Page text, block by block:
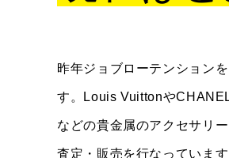
昨年ジョブローテンション
す。Louis Vuittonや
などの貴金属のアクセサリ
査定・販売を行なっています